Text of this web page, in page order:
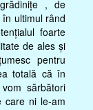
, de
ultimul rând
foarte
de ales și
pentru
totală că în
sărbători
care ni le-am